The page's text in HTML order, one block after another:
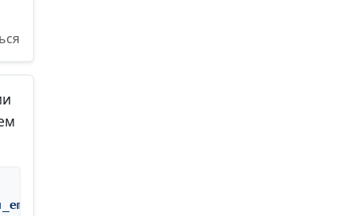
u_image, u_phone'